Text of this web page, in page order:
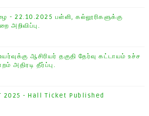
- 22.10.2025 பள்ளி, கல்லூரிகளுக்கு
அறிவிப்பு.
ஆசிரியர் தகுதி தேர்வு கட்டாயம் உச்ச
அதிரடி தீர்ப்பு.
2025 - Hall Ticket Published